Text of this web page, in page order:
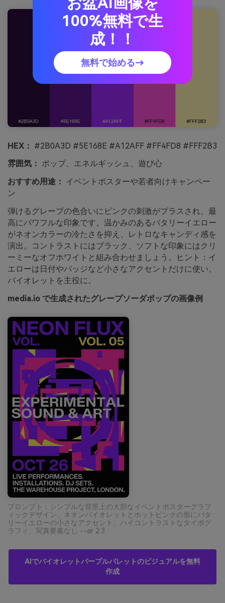
HEX： #2B0A3D #5E168E #A12AFF #FF4FD8 #FFF2B3
雰囲気： ポップ、エネルギッシュ、遊び心
おすすめ用途：
イベントポスターや若者向けキャンペー
ン
弾けるグレープの色合いにピンクの刺激がプラスされ、最
高にパワフルな印象です。温かみのあるバタリーイエロー
がネオンカラーの冷たさを抑え、レトロなキャンディ感を
演出。コントラストにはブラック、ソフトな印象にはクリ
ーミーなオフホワイトと組み合わせましょう。ヒント：イ
エローは日付やバッジなど小さなアクセントだけに使い、
バイオレットを主役に。
media.io で生成されたグレープソーダポップの画像例
プロンプト：シンプルな背景上の大胆なイベントポスターグラフ
ィックデザイン、ネオンバイオレットとホットピンクの形にバタ
リーイエローの小さなアクセント、ハイコントラストなタイポグ
ラフィ、写真要素なし --ar 2:3
AIでバイオレットパープルパレットのビジュアルを無料
作成
100%無料で生
成！！
無料で始める→